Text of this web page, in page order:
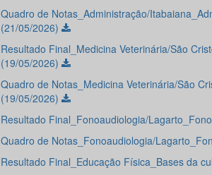
Quadro de Notas_Administração/
(21/05/2026)
Resultado Final_Medicina Veterinária/São
(19/05/2026)
Quadro de Notas_Medicina Veterinária/São
(19/05/2026)
Resultado Final_Fonoaudiologia/
Quadro de Notas_Fonoaudiologia/
Resultado Final_Educação Física_Bases da